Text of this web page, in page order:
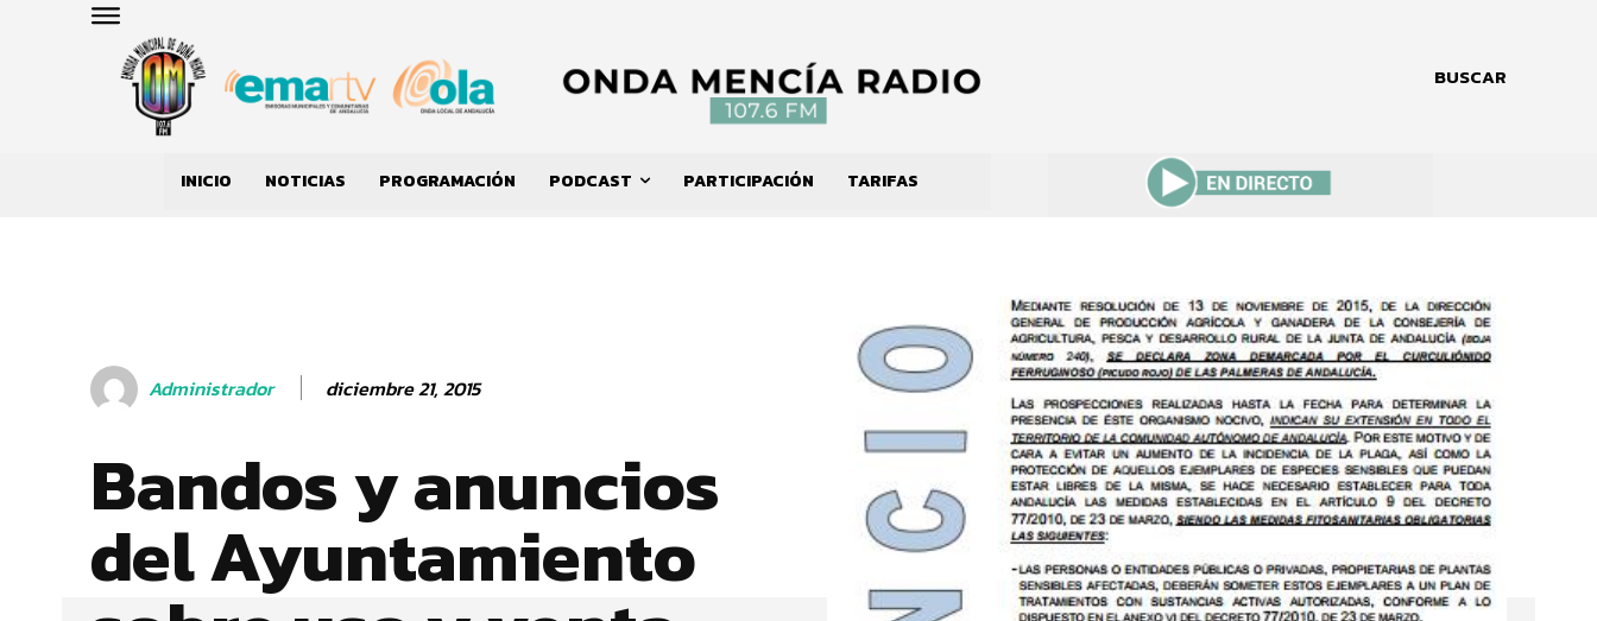
BUSCAR
INICIO NOTICIAS PROGRAMACIÓN PODCAST PARTICIPACIÓN TARIFAS
Administrador diciembre 21, 2015
Bandos y anuncios
del Ayuntamiento